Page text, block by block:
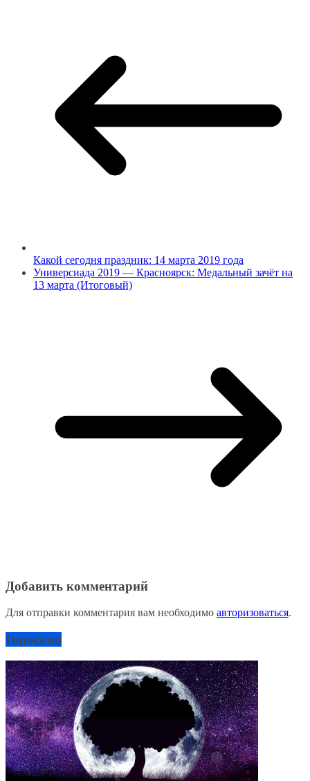
Какой сегодня праздник: 14 марта 2019 года
Универсиада 2019 — Красноярск: Медальный зачёт на
13 марта (Итоговый)
Добавить комментарий
Для отправки комментария вам необходимо авторизоваться.
Гороскоп